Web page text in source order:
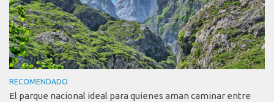
RECOMENDADO
El parque nacional ideal para quienes aman caminar entre